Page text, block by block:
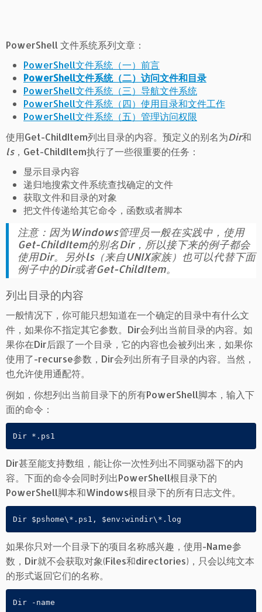
PowerShell 文件系统系列文章：
PowerShell文件系统（一）前言
PowerShell文件系统（二）访问文件和目录
PowerShell文件系统（三）导航文件系统
PowerShell文件系统（四）使用目录和文件工作
PowerShell文件系统（五）管理访问权限
使用Get-ChildItem列出目录的内容。预定义的别名为Dir和
ls，Get-ChildItem执行了一些很重要的任务：
显示目录内容
递归地搜索文件系统查找确定的文件
获取文件和目录的对象
把文件传递给其它命令，函数或者脚本
注意：因为Windows管理员一般在实践中，使用
Get-ChildItem的别名Dir，所以接下来的例子都会
使用Dir。另外ls（来自UNIX家族）也可以代替下面
例子中的Dir或者Get-ChildItem。
列出目录的内容
一般情况下，你可能只想知道在一个确定的目录中有什么文
件，如果你不指定其它参数。Dir会列出当前目录的内容。如
果你在Dir后跟了一个目录，它的内容也会被列出来，如果你
使用了-recurse参数，Dir会列出所有子目录的内容。当然，
也允许使用通配符。
例如，你想列出当前目录下的所有PowerShell脚本，输入下
面的命令：
Dir *.ps1
Dir甚至能支持数组，能让你一次性列出不同驱动器下的内
容。下面的命令会同时列出PowerShell根目录下的
PowerShell脚本和Windows根目录下的所有日志文件。
Dir $pshome\*.ps1, $env:windir\*.log
如果你只对一个目录下的项目名称感兴趣，使用-Name参
数，Dir就不会获取对象(Files和directories)，只会以纯文本
的形式返回它们的名称。
Dir -name